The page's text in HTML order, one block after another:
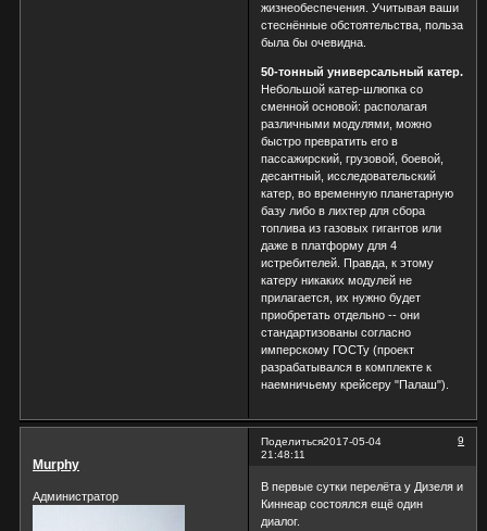
жизнеобеспечения. Учитывая ваши
стеснённые обстоятельства, польза
была бы очевидна.
50-тонный универсальный катер.
Небольшой катер-шлюпка со
сменной основой: располагая
различными модулями, можно
быстро превратить его в
пассажирский, грузовой, боевой,
десантный, исследовательский
катер, во временную планетарную
базу либо в лихтер для сбора
топлива из газовых гигантов или
даже в платформу для 4
истребителей. Правда, к этому
катеру никаких модулей не
прилагается, их нужно будет
приобретать отдельно -- они
стандартизованы согласно
имперскому ГОСТу (проект
разрабатывался в комплекте к
наемничьему крейсеру "Палаш").
Поделиться 9
2017-05-04
21:48:11
Murphy
Администратор
В первые сутки перелёта у Дизеля и
Киннеар состоялся ещё один
диалог.